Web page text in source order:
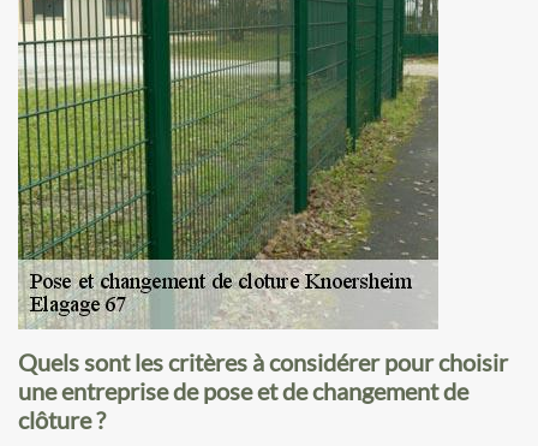
Quels sont les critères à considérer pour choisir
une entreprise de pose et de changement de
clôture ?